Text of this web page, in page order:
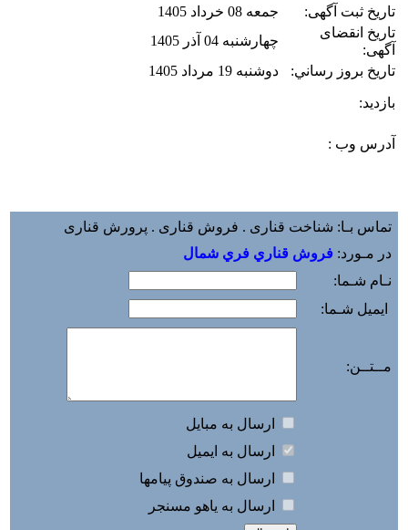
تاریخ ثبت آگهی:
جمعه 08 خرداد 1405
تاریخ انقضای
آگهی:
چهارشنبه 04 آذر 1405
تاريخ بروز رساني:
دوشنبه 19 مرداد 1405
بازديد:
آدرس وب :‌
تماس بـا: شناخت قناری . فروش قناری . پرورش قناری
در مـورد: فروش قناري فري شمال
نـام شـما:
ایمیل شـما:
مــتــن:
ارسال به مبايل
ارسال به ايميل
ارسال به صندوق پيامها
ارسال به ياهو مسنجر